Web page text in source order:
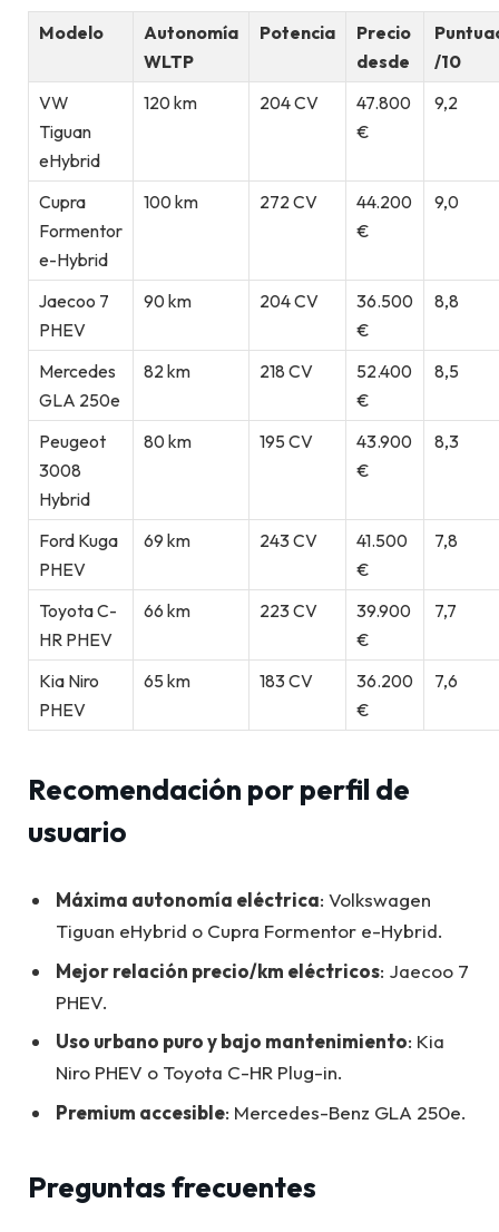
Modelo
Autonomía
WLTP
Potencia
Precio
desde
/10
VW
Tiguan
eHybrid
120 km 204 CV
47.800
€
9,2
Cupra
Formentor
e-Hybrid
100 km 272 CV
44.200
€
9,0
Jaecoo 7
PHEV
90 km 204 CV
36.500
€
8,8
Mercedes
GLA 250e
82 km 218 CV
52.400
€
8,5
Peugeot
3008
Hybrid
80 km 195 CV
43.900
€
8,3
Ford Kuga
PHEV
69 km 243 CV
41.500
€
7,8
Toyota C-
HR PHEV
66 km 223 CV
39.900
€
7,7
Kia Niro
PHEV
65 km 183 CV
36.200
€
7,6
Recomendación por perfil de
usuario
Máxima autonomía eléctrica: Volkswagen
Tiguan eHybrid o Cupra Formentor e-Hybrid.
Mejor relación precio/km eléctricos: Jaecoo 7
PHEV.
Uso urbano puro y bajo mantenimiento: Kia
Niro PHEV o Toyota C-HR Plug-in.
Premium accesible: Mercedes-Benz GLA 250e.
Preguntas frecuentes